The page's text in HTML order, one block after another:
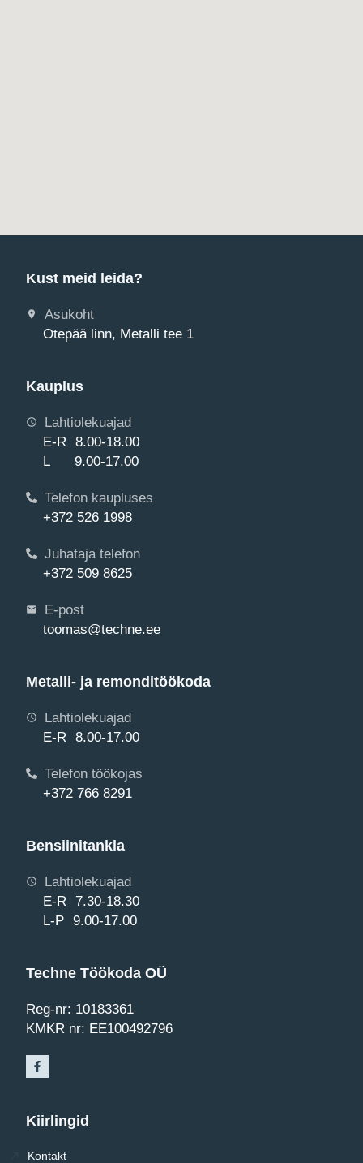
Kust meid leida?
Asukoht
Otepää linn, Metalli tee 1
Kauplus
Lahtiolekuajad
E-R 8.00-18.00
L 9.00-17.00
Telefon kaupluses
+372 526 1998
Juhataja telefon
+372 509 8625
E-post
toomas@techne.ee
Metalli- ja remonditöökoda
Lahtiolekuajad
E-R 8.00-17.00
Telefon töökojas
+372 766 8291
Bensiinitankla
Lahtiolekuajad
E-R 7.30-18.30
L-P 9.00-17.00
Techne Töökoda OÜ
Reg-nr: 10183361
KMKR nr: EE100492796
Kiirlingid
Kontakt